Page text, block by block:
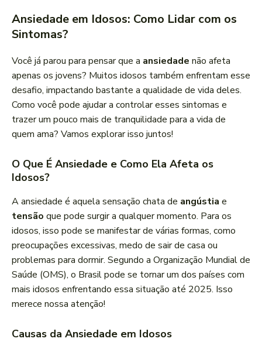
Ansiedade em Idosos: Como Lidar com os
Sintomas?
Você já parou para pensar que a ansiedade não afeta
apenas os jovens? Muitos idosos também enfrentam esse
desafio, impactando bastante a qualidade de vida deles.
Como você pode ajudar a controlar esses sintomas e
trazer um pouco mais de tranquilidade para a vida de
quem ama? Vamos explorar isso juntos!
O Que É Ansiedade e Como Ela Afeta os
Idosos?
A ansiedade é aquela sensação chata de angústia e
tensão que pode surgir a qualquer momento. Para os
idosos, isso pode se manifestar de várias formas, como
preocupações excessivas, medo de sair de casa ou
problemas para dormir. Segundo a Organização Mundial de
Saúde (OMS), o Brasil pode se tornar um dos países com
mais idosos enfrentando essa situação até 2025. Isso
merece nossa atenção!
Causas da Ansiedade em Idosos